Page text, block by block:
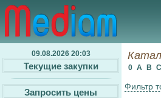
09.08.2026 20:03
Текущие закупки
Запросить цены
0 A B C
Фильтр